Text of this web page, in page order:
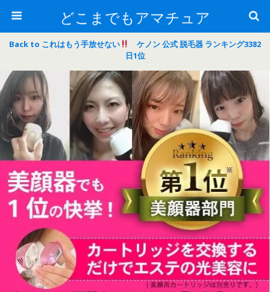
どこまでもアマチュア
Back to これはもう手放せない
ケノン 公式 脱毛器 ランキング3382
日1位